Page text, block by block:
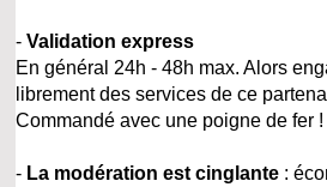
-Validation express
En général 24h - 48h max. Alors
librement des services de ce
Commandé avec une poigne de fer !
- La modération est cinglante :